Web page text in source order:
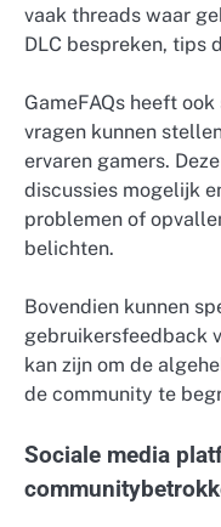
vaak threads waar
DLC bespreken, tips
GameFAQs heeft
vragen kunnen
ervaren gamers.
discussies mogelijk
problemen of
belichten.
Bovendien kunnen
gebruikersfeedback
kan zijn om de
de community te
Sociale media